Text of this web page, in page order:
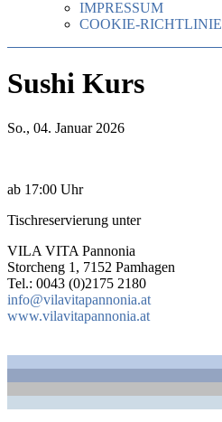
IMPRESSUM
COOKIE-RICHTLINIE
Sushi Kurs
So., 04. Januar 2026
ab 17:00 Uhr
Tischreservierung unter
VILA VITA Pannonia
Storcheng 1, 7152 Pamhagen
Tel.: 0043 (0)2175 2180
info@vilavitapannonia.at
www.vilavitapannonia.at